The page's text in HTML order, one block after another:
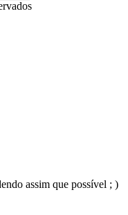
assim que possível ; )